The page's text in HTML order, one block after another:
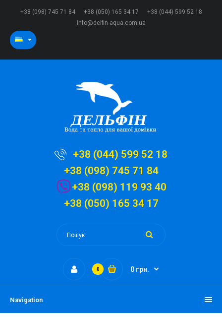
+38 (098) 745 71 84 +38 (050) 165 34 17
+38 (044) 599 52 18
info@delfin-aqua.com.ua
+38 (044) 599 52 18
+38 (098) 745 71 84
+38 (098) 119 93 40
+38 (050) 165 34 17
0 0 грн.
Navigation